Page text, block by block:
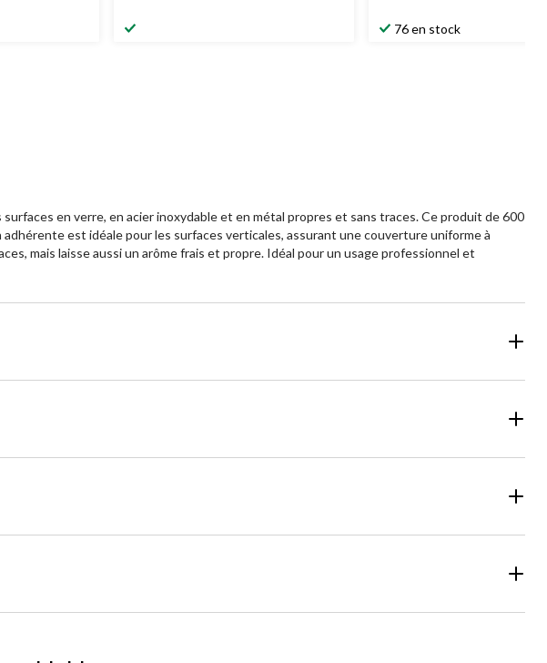
76 en stock
en verre, en acier inoxydable et en métal propres et sans traces. Ce produit de 600
est idéale pour les surfaces verticales, assurant une couverture uniforme à
mais laisse aussi un arôme frais et propre. Idéal pour un usage professionnel et